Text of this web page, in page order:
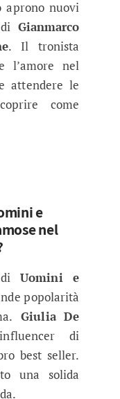
aprono nuovi
Gianmarco
. Il tronista
l’amore nel
attendere le
come
e
nel
Uomini e
popolarità
Giulia De
di
best seller.
una solida